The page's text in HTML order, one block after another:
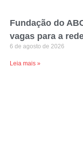
Fundação do
vagas para a
6 de agosto de 2026
Leia mais »